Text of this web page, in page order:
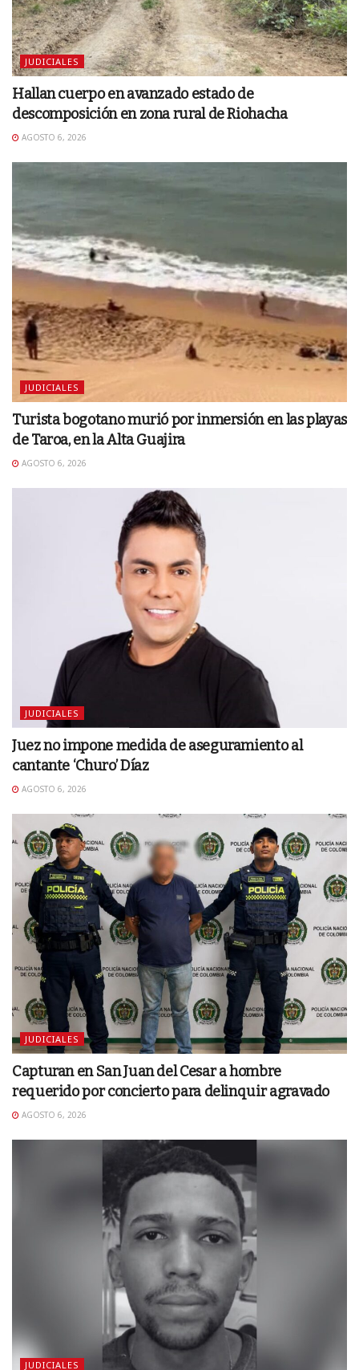
JUDICIALES
Hallan cuerpo en avanzado estado de
descomposición en zona rural de Riohacha
AGOSTO 6, 2026
JUDICIALES
Turista bogotano murió por inmersión en las playas
de Taroa, en la Alta Guajira
AGOSTO 6, 2026
JUDICIALES
Juez no impone medida de aseguramiento al
cantante ‘Churo’ Díaz
AGOSTO 6, 2026
JUDICIALES
Capturan en San Juan del Cesar a hombre
requerido por concierto para delinquir agravado
AGOSTO 6, 2026
JUDICIALES